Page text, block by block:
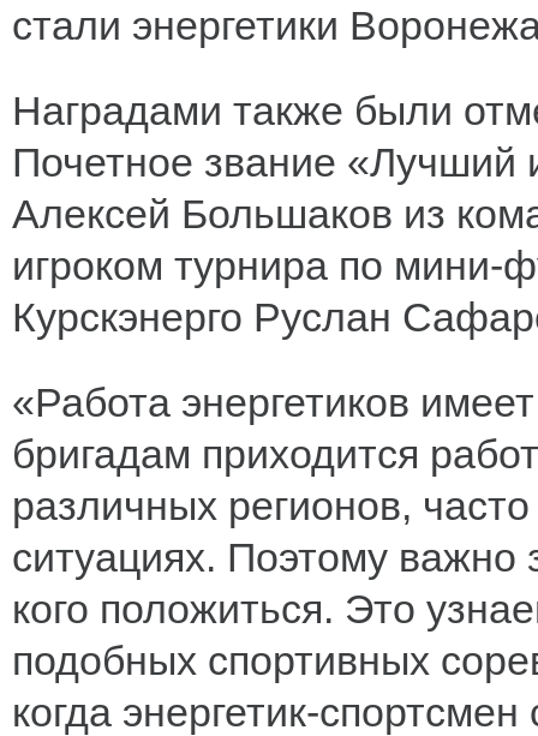
стали энергетики
Наградами также были
Почетное звание «Лучший
Алексей Большаков из
игроком турнира по мини-
Курскэнерго Руслан
«Работа энергетиков
бригадам приходится
различных регионов,
ситуациях. Поэтому важно
кого положиться. Это
подобных спортивных
когда энергетик-